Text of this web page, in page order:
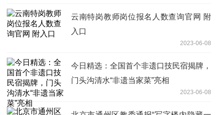
云南特岗教师岗位报名人数查询官网 附
入口
2023-06-08
今日精选：全国首个非遗口技民宿揭牌，
门头沟清水“非遗当家菜”亮相
2023-06-08